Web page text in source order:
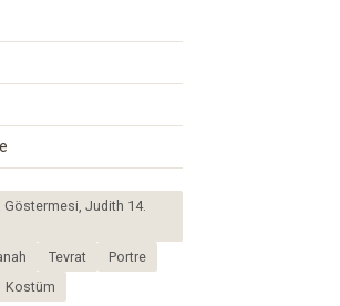
Göstermesi, Judith 14.
Tevrat
Portre
Kostüm